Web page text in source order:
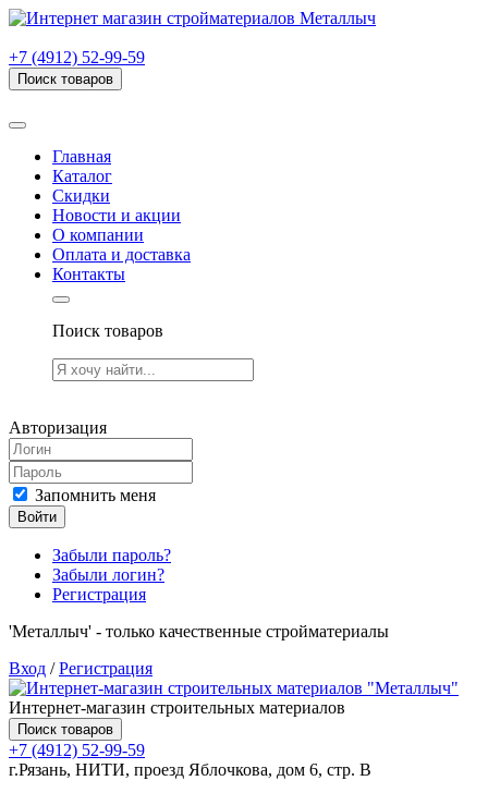
+7 (4912) 52-99-59
Поиск товаров
Главная
Каталог
Скидки
Новости и акции
О компании
Оплата и доставка
Контакты
Поиск товаров
Авторизация
Запомнить меня
Войти
Забыли пароль?
Забыли логин?
Регистрация
'Металлыч' - только качественные стройматериалы
Вход /Регистрация
Интернет-магазин строительных материалов
Поиск товаров
+7 (4912) 52-99-59
г.Рязань, НИТИ, проезд Яблочкова, дом 6, стр. В